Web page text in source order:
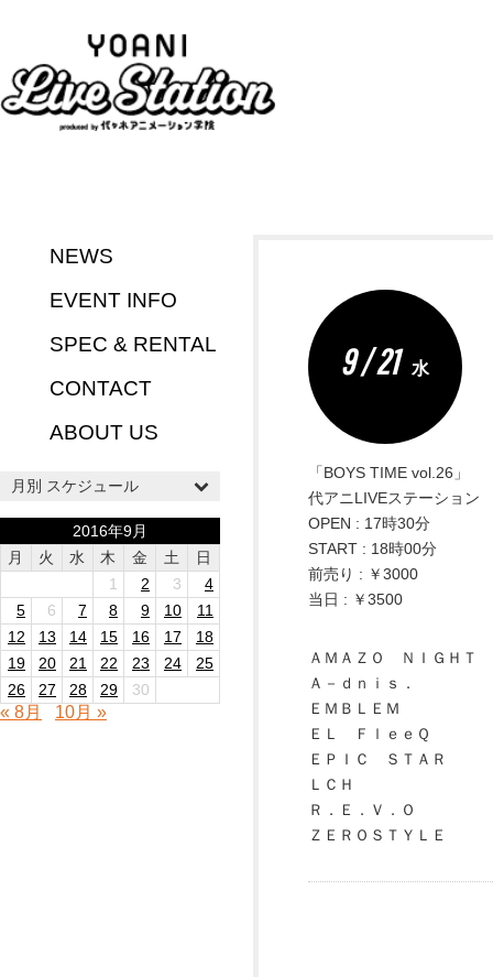
NEWS
EVENT INFO
SPEC & RENTAL
CONTACT
ABOUT US
月別 スケジュール
2016年9月
月
火 水 木 金 土
日
1
2 3
4
5
6 7 8 9 10
11
12
13 14 15 16 17
18
19
20 21 22 23 24
25
26
27 28 29 30
« 8月 10月 »
9 / 21 水
「BOYS TIME vol.26」
代アニLIVEステーション
OPEN : 17時30分
START : 18時00分
前売り : ￥3000
当日 : ￥3500
ＡＭＡＺＯ ＮＩＧＨＴ
Ａ－ｄｎｉｓ．
ＥＭＢＬＥＭ
ＥＬ ＦｌｅｅＱ
ＥＰＩＣ ＳＴＡＲ
ＬＣＨ
Ｒ．Ｅ．Ｖ．Ｏ
ＺＥＲＯＳＴＹＬＥ